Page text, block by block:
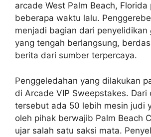
arcade West Palm Beach, Florida
beberapa waktu lalu.
menjadi bagian dari penyelidikan
yang tengah berlangsung,
berita dari sumber terpercaya.
Penggeledahan yang dilakukan
di Arcade VIP Sweepstakes. Dari
tersebut ada 50 lebih mesin judi
oleh pihak berwajib Palm Beach
ujar salah satu saksi mata.